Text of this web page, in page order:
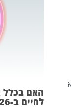
האם בכלל
לחיים ב-2026?